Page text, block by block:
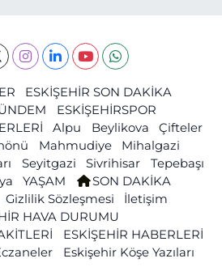
ESKİŞEHİR SON DAKİKA
ESKİŞEHİRSPOR
Alpu Beylikova
Çifteler
Mahmudiye
Mihalgazi
Seyitgazi Sivrihisar
Tepebaşı
YAŞAM
SON DAKİKA
Gizlilik Sözleşmesi
İletişim
HAVA DURUMU
ESKİŞEHİR HABERLERİ
Eskişehir Köşe Yazıları